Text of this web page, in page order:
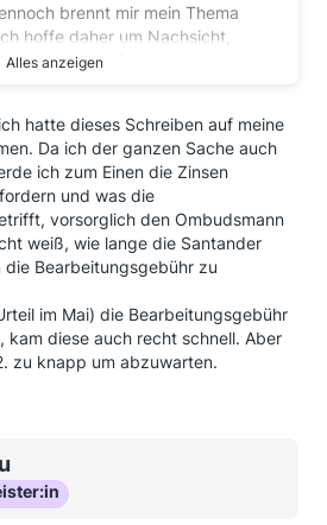
brennt mir mein Thema
hoffe daher um Nachsicht,
wurde.
des Vorbesitzers
musste ich eine "Gebühr für die
iHv. 250 EUR
ich mit dem Urteil Anfang des
Leider erhielt ich eine Absage,
Bearbeitungsgebühr vereinbart
davon aus, dass diese
keine
im Sinne des Urteils wäre.
bei der S-Bank mit zwei
folgende Rückmeldung.
an, dass eine Verjährung vom
die Zahlung ggf. erst nach dem
Alles anzeigen
hatte dieses Schreiben auf meine
Da ich der ganzen Sache auch
ich zum Einen die Zinsen
und was die
vorsorglich den Ombudsmann
weiß, wie lange die Santander
Bearbeitungsgebühr zu
im Mai) die Bearbeitungsgebühr
diese auch recht schnell. Aber
zu knapp um abzuwarten.